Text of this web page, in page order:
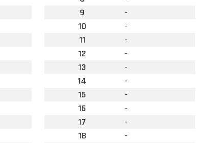
9
-
10
-
11
-
12
-
13
-
14
-
15
-
16
-
17
-
18
-